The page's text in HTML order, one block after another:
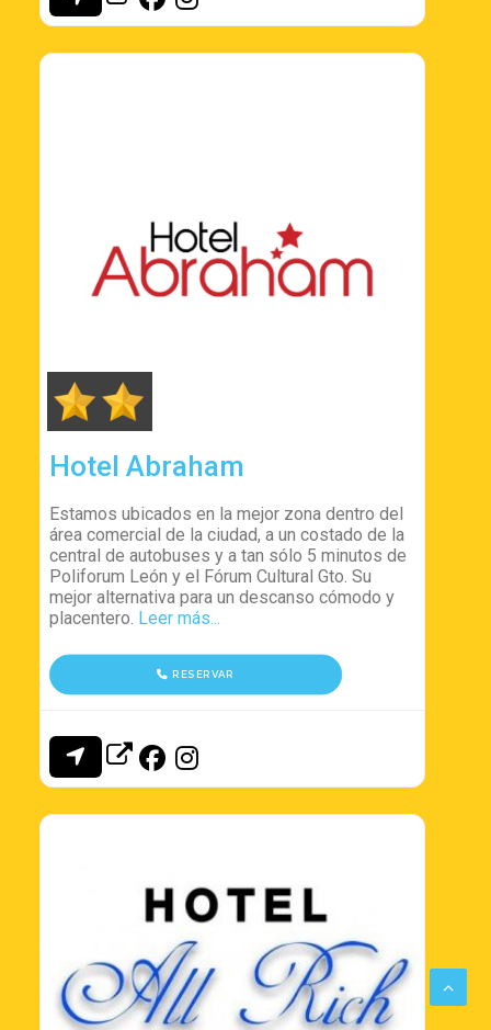
Hotel Abraham
Estamos ubicados en la mejor zona dentro del
área comercial de la ciudad, a un costado de la
central de autobuses y a tan sólo 5 minutos de
Poliforum León y el Fórum Cultural Gto. Su
mejor alternativa para un descanso cómodo y
placentero. Leer más...
RESERVAR